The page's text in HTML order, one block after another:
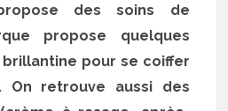
des soins de
propose quelques
pour se coiffer
On retrouve aussi des